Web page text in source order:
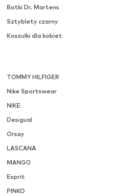
Botki Dr. Martens
Sztyblety czarny
Koszulki dla kobiet
TOMMY HILFIGER
Nike Sportswear
NIKE
Desigual
Orsay
LASCANA
MANGO
Esprit
PINKO